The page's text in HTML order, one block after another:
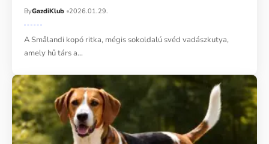
ByGazdiKlub 2026.01.29.
A Smålandi kopó ritka, mégis sokoldalú svéd vadászkutya,
amely hű társ a…